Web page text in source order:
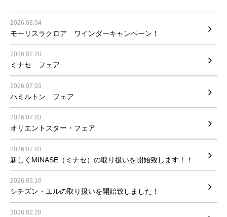
2026.08.04
モーリスラクロア ワインダーキャンペーン！
2026.07.20
ミナセ フェア
2026.07.03
ハミルトン フェア
2026.07.03
オリエントスター・フェア
2026.07.03
新しくMINASE（ミナセ）の取り扱いを開始致します！！
2026.03.10
シチズン・エルの取り扱いを開始致しました！
2026.02.28